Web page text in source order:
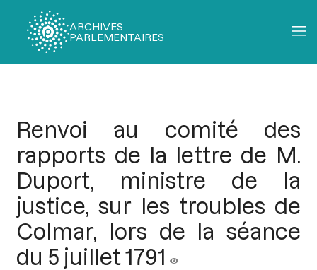
ARCHIVES
PARLEMENTAIRES
Renvoi au comité des
rapports de la lettre de M.
Duport, ministre de la
justice, sur les troubles de
Colmar, lors de la séance
du 5 juillet 1791